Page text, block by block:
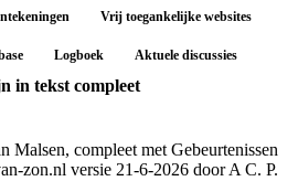
Vrij toegankelijke websites
Logboek Aktuele discussies
in tekst compleet
Malsen, compleet met Gebeurtenissen
zon.nl versie 21-6-2026 door A C. P.